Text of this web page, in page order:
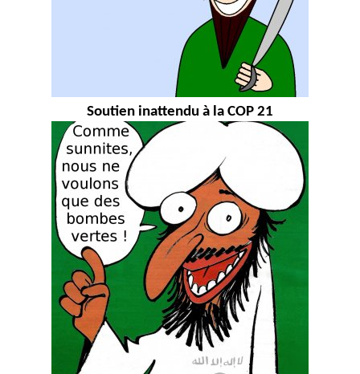
Soutien inattendu à la COP 21